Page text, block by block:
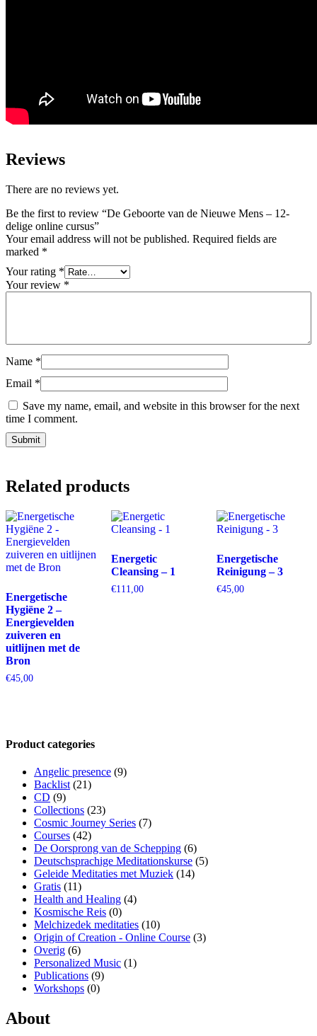
Reviews
There are no reviews yet.
Be the first to review “De Geboorte van de Nieuwe Mens – 12-
delige online cursus”
Your email address will not be published. Required fields are
marked *
Your rating *
Your review *
Name *
Email *
Save my name, email, and website in this browser for the next
time I comment.
Related products
Energetische
Hygiëne 2 –
Energievelden
zuiveren en
uitlijnen met de
Bron
€45,00
Energetic
Cleansing – 1
€111,00
Energetische
Reinigung – 3
€45,00
Product categories
Angelic presence (9)
Backlist (21)
CD (9)
Collections (23)
Cosmic Journey Series (7)
Courses (42)
De Oorsprong van de Schepping (6)
Deutschsprachige Meditationskurse (5)
Geleide Meditaties met Muziek (14)
Gratis (11)
Health and Healing (4)
Kosmische Reis (0)
Melchizedek meditaties (10)
Origin of Creation - Online Course (3)
Overig (6)
Personalized Music (1)
Publications (9)
Workshops (0)
About